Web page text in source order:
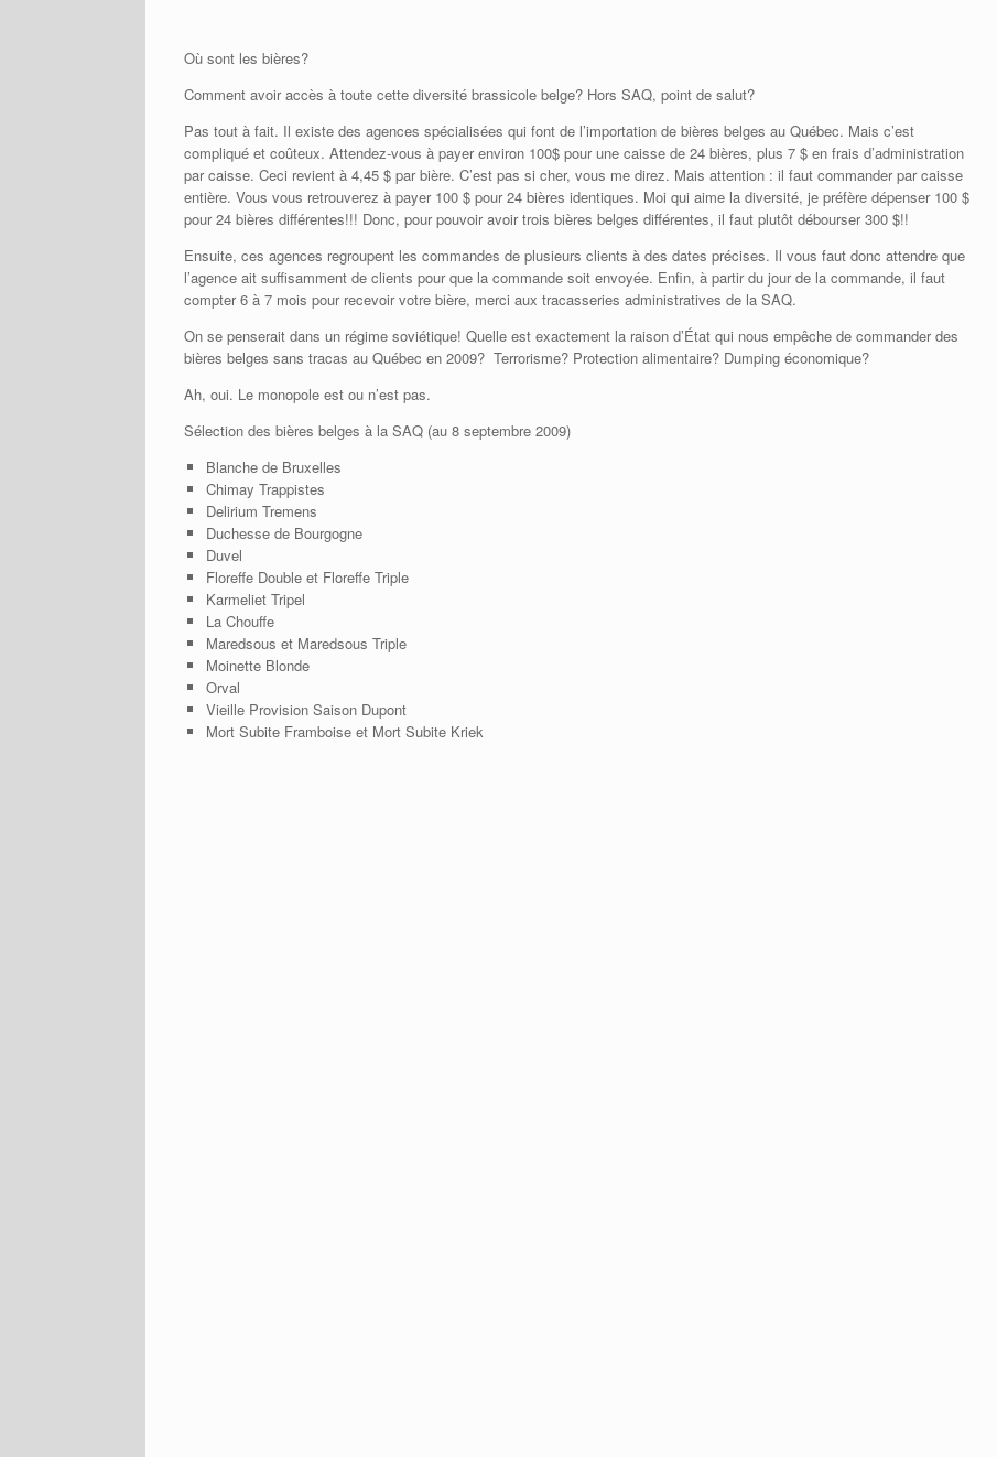
Où sont les bières?
Comment avoir accès à toute cette diversité brassicole belge? Hors SAQ, point de salut?
Pas tout à fait. Il existe des agences spécialisées qui font de l’importation de bières belges au Québec. Mais c’est
compliqué et coûteux. Attendez-vous à payer environ 100$ pour une caisse de 24 bières, plus 7 $ en frais d’administration
par caisse. Ceci revient à 4,45 $ par bière. C’est pas si cher, vous me direz. Mais attention : il faut commander par caisse
entière. Vous vous retrouverez à payer 100 $ pour 24 bières identiques. Moi qui aime la diversité, je préfère dépenser 100 $
pour 24 bières différentes!!! Donc, pour pouvoir avoir trois bières belges différentes, il faut plutôt débourser 300 $!!
Ensuite, ces agences regroupent les commandes de plusieurs clients à des dates précises. Il vous faut donc attendre que
l’agence ait suffisamment de clients pour que la commande soit envoyée. Enfin, à partir du jour de la commande, il faut
compter 6 à 7 mois pour recevoir votre bière, merci aux tracasseries administratives de la SAQ.
On se penserait dans un régime soviétique! Quelle est exactement la raison d’État qui nous empêche de commander des
bières belges sans tracas au Québec en 2009? Terrorisme? Protection alimentaire? Dumping économique?
Ah, oui. Le monopole est ou n’est pas.
Sélection des bières belges à la SAQ (au 8 septembre 2009)
Blanche de Bruxelles
Chimay Trappistes
Delirium Tremens
Duchesse de Bourgogne
Duvel
Floreffe Double et Floreffe Triple
Karmeliet Tripel
La Chouffe
Maredsous et Maredsous Triple
Moinette Blonde
Orval
Vieille Provision Saison Dupont
Mort Subite Framboise et Mort Subite Kriek